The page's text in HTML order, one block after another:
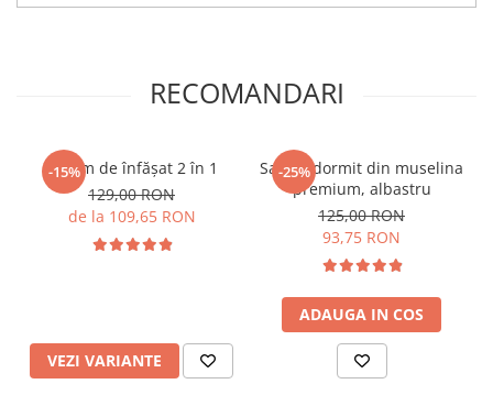
RECOMANDARI
-15%
Sistem de înfășat 2 în 1
129,00 RON
de la 109,65 RON
VEZI VARIANTE
-25%
Sac de dormit din muselina
premium, albastru
125,00 RON
93,75 RON
ADAUGA IN COS